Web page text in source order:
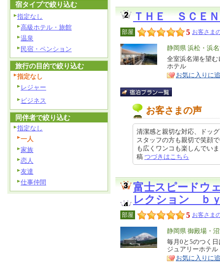
ＴＨＥ ＳＣＥ
部屋 5 お客さま
エ
リ
ア
静岡県 浜松・浜
特
徴
全室浜名湖を望
ホテル
お気に入りに
お客さまの声
清潔感と親切な対応、ドッ
スタッフの方も親切で笑顔
も広くワンコも楽しんでい
稿 つづきはこちら
富士スピードウ
レクション ｂ
部屋 5 お客さま
エ
リ
ア
静岡県 御殿場・
特
徴
毎月0と5のつく
ジュアリーホテル
お気に入りに
宿タイプで絞り込む
指定なし
高級ホテル・旅館
温泉
民宿・ペンション
旅行の目的で絞り込む
指定なし
レジャー
ビジネス
同伴者で絞り込む
指定なし
一人
家族
恋人
友達
仕事仲間